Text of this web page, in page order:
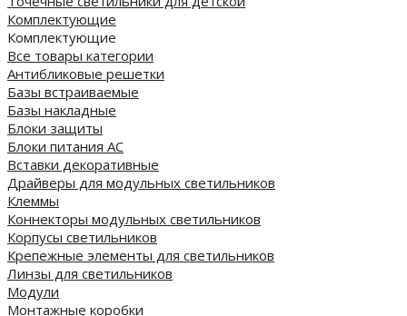
Комплектующие
Комплектующие
Все товары категории
Антибликовые решетки
Базы встраиваемые
Базы накладные
Блоки защиты
Блоки питания AC
Вставки декоративные
Драйверы для модульных светильников
Клеммы
Коннекторы модульных светильников
Корпусы светильников
Крепежные элементы для светильников
Линзы для светильников
Модули
Монтажные коробки